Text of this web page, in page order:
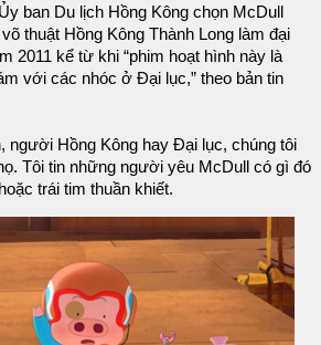
ban Du lịch Hồng Kông chọn McDull
thuật Hồng Kông Thành Long làm đại
2011 kể từ khi “phim hoạt hình này là
với các nhóc ở Đại lục,” theo bản tin
người Hồng Kông hay Đại lục, chúng tôi
Tôi tin những người yêu McDull có gì đó
trái tim thuần khiết.